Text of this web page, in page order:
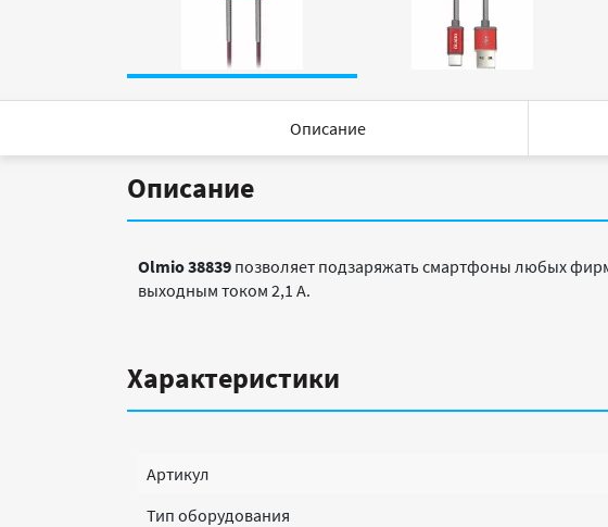
Описание
Описание
Olmio 38839 позволяет подзаряжать смартфоны любых
выходным током 2,1 А.
Характеристики
Артикул
Тип оборудования